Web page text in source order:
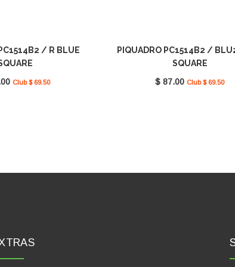
/ R BLUE
Club $ 69.50
PIQUADRO PC1514B2 /
SQUARE
$ 87.00 Club $ 69.50